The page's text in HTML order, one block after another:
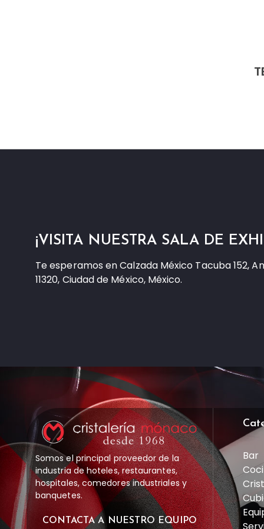
¡VISITA NUESTRA SALA DE
Te esperamos en Calzada México Tacuba 152,
11320, Ciudad de México, México.
Somos el principal proveedor de la
industria de hoteles, restaurantes,
hospitales, comedores industriales y
banquetes.
CONTACTA A NUESTRO EQUIPO
Bar